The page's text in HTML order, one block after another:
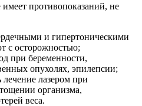
имеет противопоказаний, не
и гипертоническими
с осторожностью;
при беременности,
опухолях, эпилепсии;
лечение лазером при
организма,
веса.